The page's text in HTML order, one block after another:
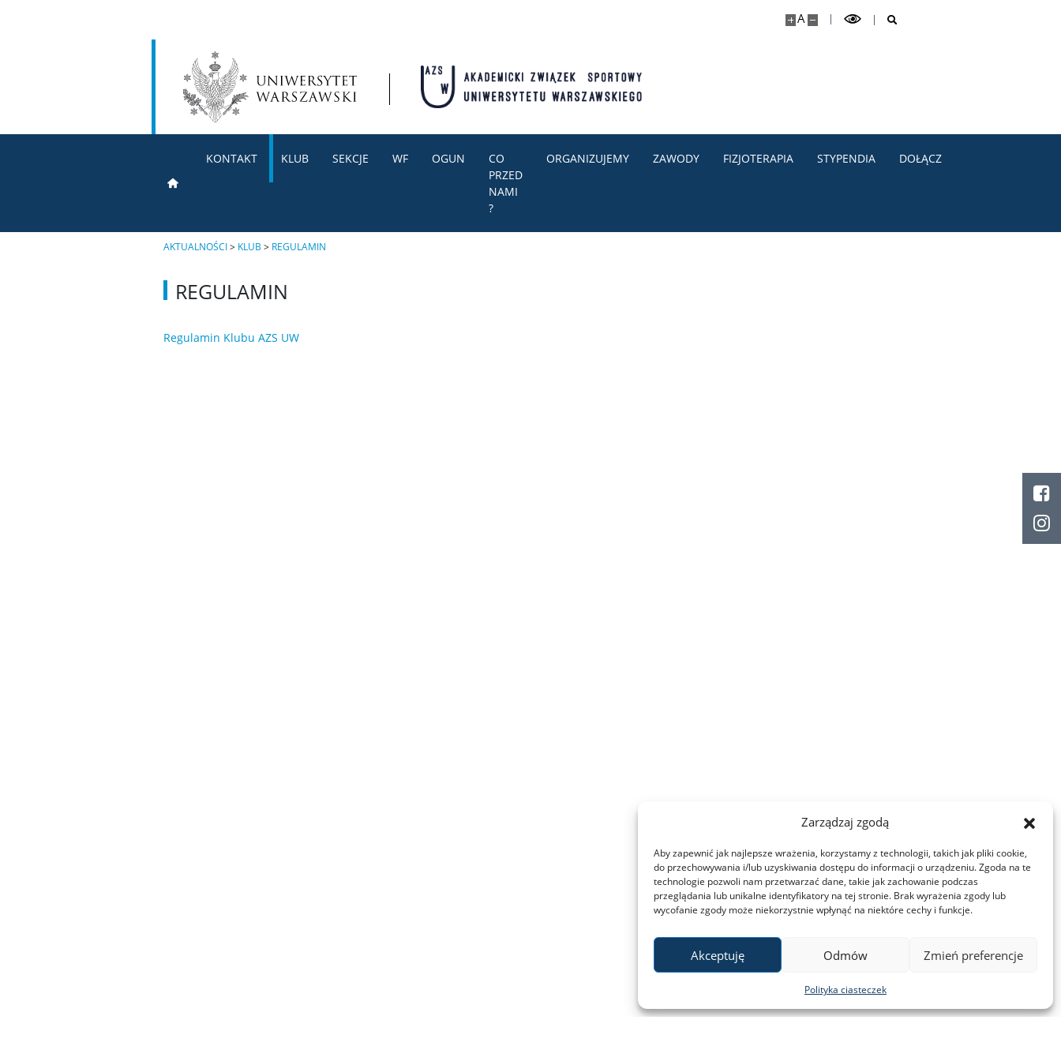
Zarządzaj zgodą
Aby zapewnić jak najlepsze wrażenia, korzystamy z technologii, takich jak pliki cookie,
do przechowywania i/lub uzyskiwania dostępu do informacji o urządzeniu. Zgoda na te
technologie pozwoli nam przetwarzać dane, takie jak zachowanie podczas
przeglądania lub unikalne identyfikatory na tej stronie. Brak wyrażenia zgody lub
wycofanie zgody może niekorzystnie wpłynąć na niektóre cechy i funkcje.
Akceptuję Odmów Zmień preferencje
Polityka ciasteczek
A
KONTAKT KLUB SEKCJE WF OGUN
CO
PRZED
NAMI
?
ORGANIZUJEMY ZAWODY FIZJOTERAPIA STYPENDIA DOŁĄCZ
AKTUALNOŚCI> KLUB > REGULAMIN
REGULAMIN
Regulamin Klubu AZS UW